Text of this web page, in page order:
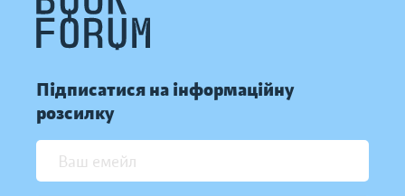
Підписатися на інформаційну
розсилку